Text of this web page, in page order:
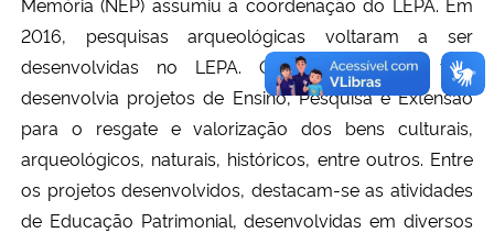
2016, pesquisas arqueológicas voltaram a ser
desenvolvidas no LEPA. O NEP, por sua vez,
desenvolvia projetos de Ensino, Pesquisa e Extensão
para o resgate e valorização dos bens culturais,
arqueológicos, naturais, históricos, entre outros. Entre
os projetos desenvolvidos, destacam-se as atividades
de Educação Patrimonial, desenvolvidas em diversos